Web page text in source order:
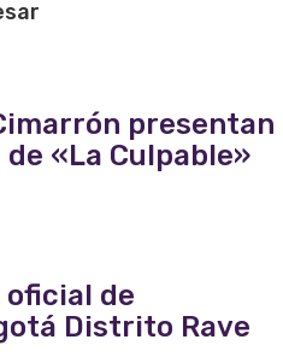
presentan
«La Culpable»
de
Distrito Rave